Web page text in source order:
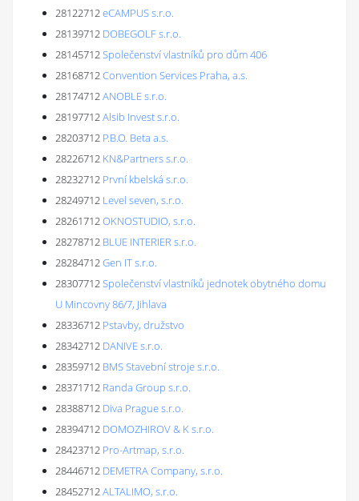
28122712eCAMPUS s.r.o.
28139712 DOBEGOLF s.r.o.
28145712Společenství vlastníků pro dům 406
28168712Convention Services Praha, a.s.
28174712ANOBLE s.r.o.
28197712Alsib Invest s.r.o.
28203712 P.B.O. Beta a.s.
28226712 KN&Partners s.r.o.
28232712 První kbelská s.r.o.
28249712 Level seven, s.r.o.
28261712OKNOSTUDIO, s.r.o.
28278712 BLUE INTERIER s.r.o.
28284712Gen IT s.r.o.
28307712Společenství vlastníků jednotek obytného domu
U Mincovny 86/7, Jihlava
28336712 Pstavby, družstvo
28342712 DANIVE s.r.o.
28359712 BMS Stavební stroje s.r.o.
28371712 Randa Group s.r.o.
28388712 Diva Prague s.r.o.
28394712 DOMOZHIROV & K s.r.o.
28423712 Pro-Artmap, s.r.o.
28446712 DEMETRA Company, s.r.o.
28452712ALTALIMO, s.r.o.